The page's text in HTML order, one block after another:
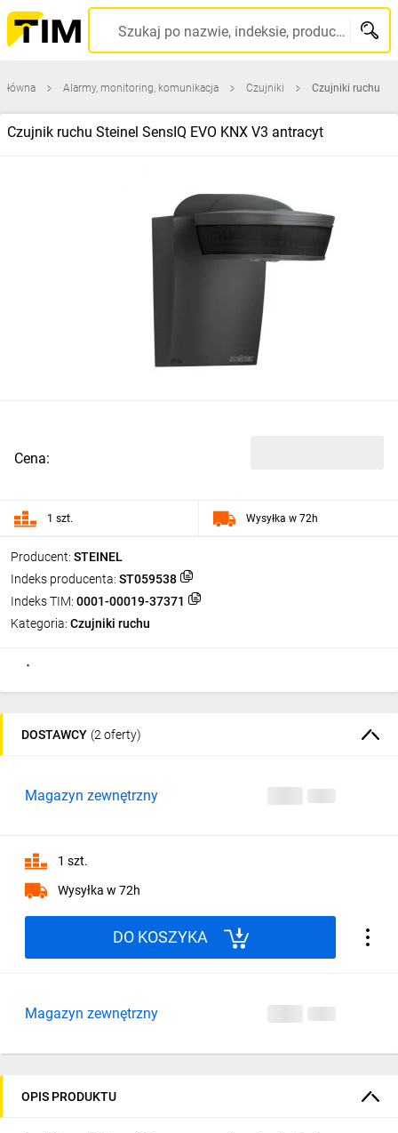
Szukaj po nazwie, indeksie, producencie, kodzie kreskowym...
Alarmy, monitoring, komunikacja Czujniki Czujniki ruchu
Czujnik ruchu Steinel SensIQ EVO KNX V3 antracyt
Producent: STEINEL
Indeks producenta: ST059538
Indeks TIM: 0001-00019-37371
Kategoria: Czujniki ruchu
Cena:
1 szt. Wysyłka w 72h
DOSTAWCY (2 oferty)
Magazyn zewnętrzny
1 szt.
Wysyłka w 72h
DO KOSZYKA
Magazyn zewnętrzny
OPIS PRODUKTU